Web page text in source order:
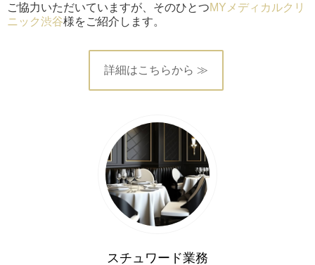
ご協力いただいていますが、そのひとつMYメディカルクリ
ニック渋谷様をご紹介します。
詳細はこちらから ≫
スチュワード業務